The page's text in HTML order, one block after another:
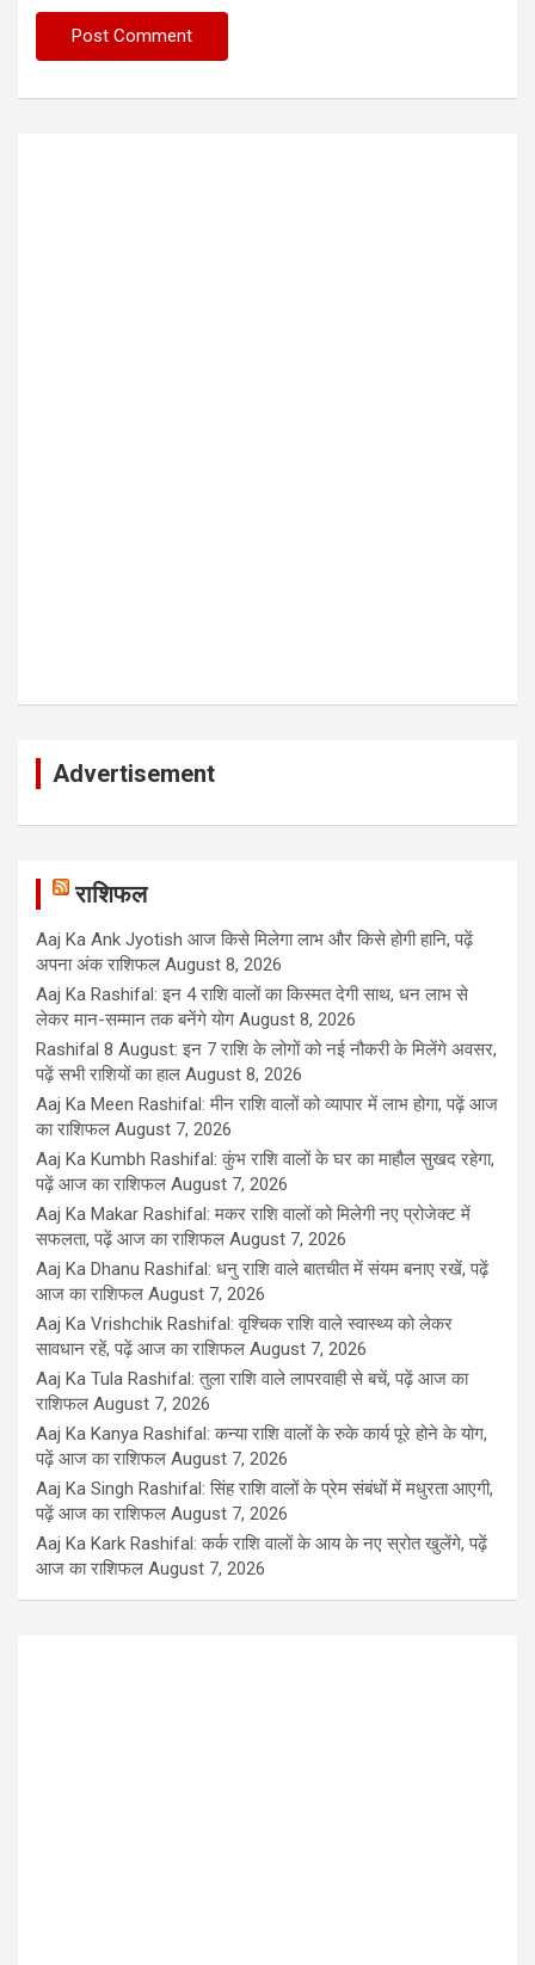
Advertisement
राशिफल
Aaj Ka Ank Jyotish आज किसे मिलेगा लाभ और किसे होगी हानि, पढ़ें
अपना अंक राशिफल August 8, 2026
Aaj Ka Rashifal: इन 4 राशि वालों का किस्मत देगी साथ, धन लाभ से
लेकर मान-सम्मान तक बनेंगे योग August 8, 2026
Rashifal 8 August: इन 7 राशि के लोगों को नई नौकरी के मिलेंगे अवसर,
पढ़ें सभी राशियों का हाल August 8, 2026
Aaj Ka Meen Rashifal: मीन राशि वालों को व्यापार में लाभ होगा, पढ़ें आज
का राशिफल August 7, 2026
Aaj Ka Kumbh Rashifal: कुंभ राशि वालों के घर का माहौल सुखद रहेगा,
पढ़ें आज का राशिफल August 7, 2026
Aaj Ka Makar Rashifal: मकर राशि वालों को मिलेगी नए प्रोजेक्ट में
सफलता, पढ़ें आज का राशिफल August 7, 2026
Aaj Ka Dhanu Rashifal: धनु राशि वाले बातचीत में संयम बनाए रखें, पढ़ें
आज का राशिफल August 7, 2026
Aaj Ka Vrishchik Rashifal: वृश्चिक राशि वाले स्वास्थ्य को लेकर
सावधान रहें, पढ़ें आज का राशिफल August 7, 2026
Aaj Ka Tula Rashifal: तुला राशि वाले लापरवाही से बचें, पढ़ें आज का
राशिफल August 7, 2026
Aaj Ka Kanya Rashifal: कन्या राशि वालों के रुके कार्य पूरे होने के योग,
पढ़ें आज का राशिफल August 7, 2026
Aaj Ka Singh Rashifal: सिंह राशि वालों के प्रेम संबंधों में मधुरता आएगी,
पढ़ें आज का राशिफल August 7, 2026
Aaj Ka Kark Rashifal: कर्क राशि वालों के आय के नए स्रोत खुलेंगे, पढ़ें
आज का राशिफल August 7, 2026